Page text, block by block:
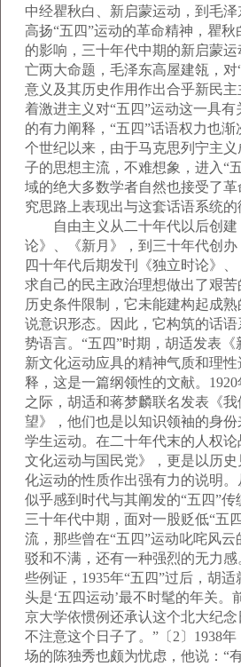
中经瞿秋白、新启蒙运动，到毛
高扬“五四”运动的革命精神，瞿
的影响，三十年代中期的新启蒙
亡两大命题，毛泽东高屋建瓴，对
意义及其历史作用作出合乎新民
着激进主义对“五四”运动这一具
的有力阐释，“五四”话语权力也
个世纪以来，由于马克思列宁主
子的思想主流，不难想象，进入“
域的绝大多数学者自然也接受了
究思路上表现出与这套话语系统的
自由主义从二十年代以后创建
论》、《新月》，到三十年代创办
四十年代后期发刊《独立时论》
求自己的民主政治理想做出了艰
历史条件限制，它未能建构起成
说意识形态。因此，它构筑的话
势语言。“五四”时期，胡适发表
新文化运动应具的精神气质和理
释，这是一篇纲领性的文献。
之际，胡适和蒋梦麟联名发表《
望》，他们也是以知识领袖的身
学生运动。在二十年代末的人权
文化运动与国民党》，更是以历
化运动的性质作出强有力的说明
似乎感到时代与其阐发的“五四”
三十年代中期，面对一股贬低“五
流，那些曾在“五四”运动叱咤风
驳和不满，还有一种强烈的无力
些例证，1935年“五四”过后，胡
头是‘五四运动’最不时髦的年关。
京大学依惯例还承认这个北大纪
不注意这个日子了。”〔2〕1938
场的陈独秀也颇为忧虑，他说：“